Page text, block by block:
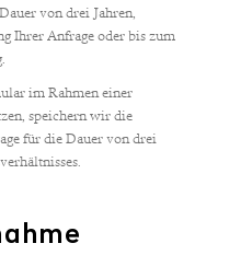
von drei Jahren,
Ihrer Anfrage oder bis zum
im Rahmen einer
speichern wir die
für die Dauer von drei